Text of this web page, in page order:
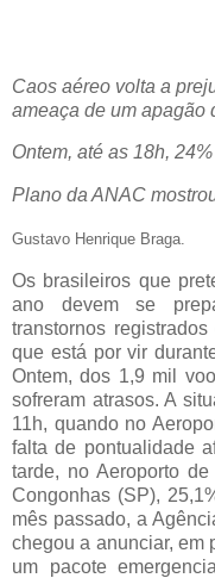
Caos aéreo volta a
ameaça de um apagão
Ontem, até as 18h,
Plano da ANAC
Gustavo Henrique Braga.
Os brasileiros que
ano devem se
transtornos
que está por vir
Ontem, dos 1,9 mil
sofreram atrasos.A
11h, quando no
falta de pontualidade
tarde, no Aeroporto
Congonhas (SP),
mês passado, a
chegou a anunciar, em
um pacote